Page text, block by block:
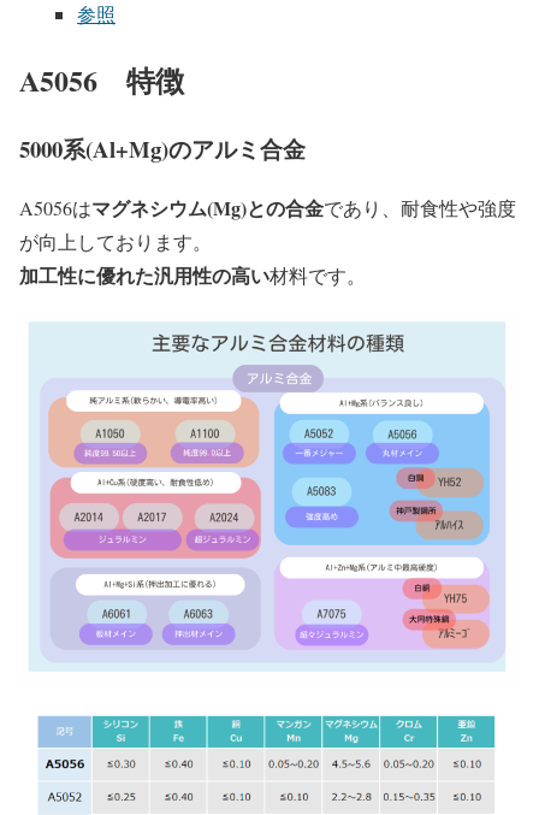
参照
A5056 特徴
5000系(Al+Mg)のアルミ合金
A5056はマグネシウム(Mg)との合金であり、耐食性や強度
が向上しております。
加工性に優れた汎用性の高い材料です。